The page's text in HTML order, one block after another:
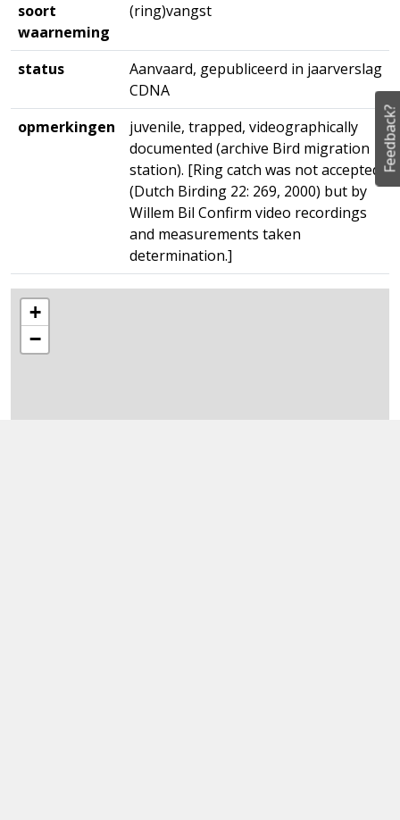
soort
waarneming
(ring)vangst
status
Aanvaard, gepubliceerd in jaarverslag
CDNA
opmerkingen
juvenile, trapped, videographically
documented (archive Bird migration
station). [Ring catch was not accepted
(Dutch Birding 22: 269, 2000) but by
Willem Bil Confirm video recordings
and measurements taken
determination.]
+
−
Feedback?